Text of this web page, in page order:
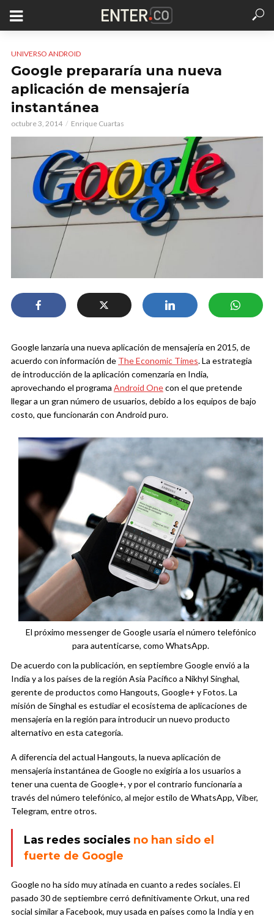
UNIVERSO ANDROID
Google prepararía una nueva
aplicación de mensajería
instantánea
octubre 3, 2014 Enrique Cuartas
Google lanzaría una nueva aplicación de mensajería en 2015, de
acuerdo con información de The Economic Times. La estrategia
de introducción de la aplicación comenzaría en India,
aprovechando el programa Android Onecon el que pretende
llegar a un gran número de usuarios, debido a los equipos de bajo
costo, que funcionarán con Android puro.
El próximo messenger de Google usaría el número telefónico
para autenticarse, como WhatsApp.
De acuerdo con la publicación, en septiembre Google envió a la
India y a los países de la región Asia Pacífico a Nikhyl Singhal,
gerente de productos como Hangouts, Google+ y Fotos. La
misión de Singhal es estudiar el ecosistema de aplicaciones de
mensajería en la región para introducir un nuevo producto
alternativo en esta categoría.
A diferencia del actual Hangouts, la nueva aplicación de
mensajería instantánea de Google no exigiría a los usuarios a
tener una cuenta de Google+, y por el contrario funcionaría a
través del número telefónico, al mejor estilo de WhatsApp, Viber,
Telegram, entre otros.
Las redes sociales no han sido el
fuerte de Google
Google no ha sido muy atinada en cuanto a redes sociales. El
pasado 30 de septiembre cerró definitivamente Orkut, una red
social similar a Facebook, muy usada en países como la India y en